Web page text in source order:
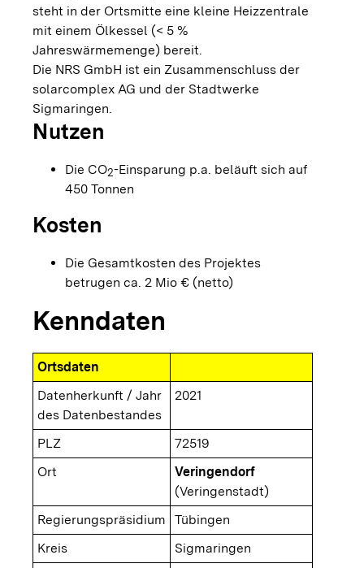
steht in der Ortsmitte eine kleine Heizzentrale
mit einem Ölkessel (< 5 %
Jahreswärmemenge) bereit.
Die NRS GmbH ist ein Zusammenschluss der
solarcomplex AG und der Stadtwerke
Sigmaringen.
Nutzen
Die CO2-Einsparung p.a. beläuft sich auf
450 Tonnen
Kosten
Die Gesamtkosten des Projektes
betrugen ca. 2 Mio € (netto)
Kenndaten
Ortsdaten
Datenherkunft / Jahr
des Datenbestandes
2021
PLZ
72519
Ort
Veringendorf
(Veringenstadt)
Regierungspräsidium
Tübingen
Kreis
Sigmaringen